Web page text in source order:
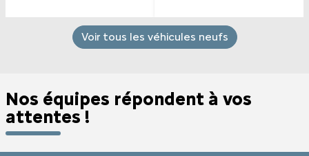
Voir tous les véhicules neufs
Nos équipes répondent à vos
attentes !